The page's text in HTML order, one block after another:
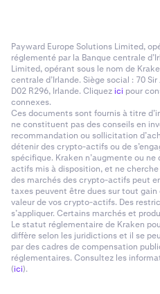
Payward Europe Solutions Limited,
réglementé par la Banque centrale
Limited, opérant sous le nom de
centrale d’Irlande. Siège social : 70 Sir
D02 R296, Irlande. Cliquezici pour
connexes.
Ces documents sont fournis à titre
ne constituent pas des conseils en
recommandation ou sollicitation
détenir des crypto-actifs ou de
spécifique. Kraken n’augmente ou
actifs mis à disposition, et ne
des marchés des crypto-actifs peut
taxes peuvent être dues sur tout
valeur de vos crypto-actifs. Des
s’appliquer. Certains marchés et
Le statut réglementaire de Kraken
diffère selon les juridictions et il se
par des cadres de compensation
réglementaires. Consultez les
(ici).